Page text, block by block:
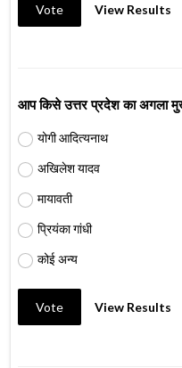
Vote View Results
आप किसे उत्तर प्रदेश का अगला
योगी आदित्यनाथ
अखिलेश यादव
मायावती
प्रियंका गांधी
कोई अन्य
Vote View Results